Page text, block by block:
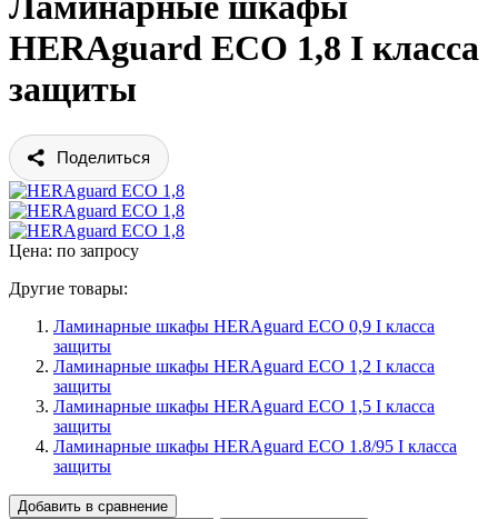
HERAguard ECO 1,8 I класса
защиты
Поделиться
Цена: по запросу
Другие товары:
Ламинарные шкафы HERAguard ECO 0,9 I класса
защиты
Ламинарные шкафы HERAguard ECO 1,2 I класса
защиты
Ламинарные шкафы HERAguard ECO 1,5 I класса
защиты
Ламинарные шкафы HERAguard ECO 1.8/95 I класса
защиты
Добавить в сравнение